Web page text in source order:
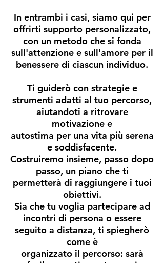
In entrambi i casi, siamo qui per
offrirti supporto personalizzato,
con un metodo che si fonda
sull'attenzione e sull'amore per il
benessere di ciascun individuo.
Ti guiderò con strategie e
strumenti adatti al tuo percorso,
aiutandoti a ritrovare
motivazione e
autostima per una vita più serena
e soddisfacente.
Costruiremo insieme, passo dopo
passo, un piano che ti
permetterà di raggiungere i tuoi
obiettivi.
Sia che tu voglia partecipare ad
incontri di persona o essere
seguito a distanza, ti spiegherò
come è
organizzato il percorso: sarà